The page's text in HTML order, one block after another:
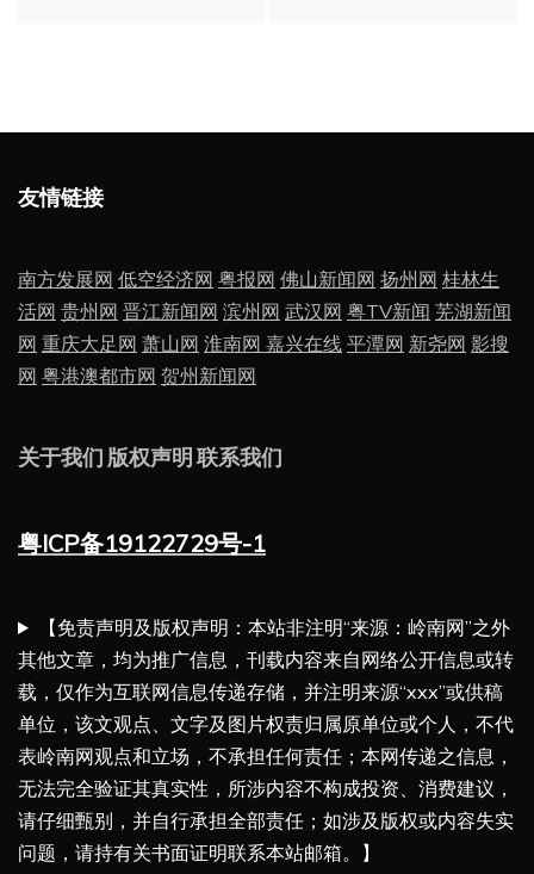
友情链接
南方发展网 低空经济网 粤报网 佛山新闻网 扬州网 桂林生
活网 贵州网 晋江新闻网 滨州网 武汉网 粤TV新闻 芜湖新闻
网 重庆大足网 萧山网 淮南网 嘉兴在线 平潭网 新尧网 影搜
网 粤港澳都市网 贺州新闻网
关于我们 版权声明 联系我们
粤ICP备19122729号-1
【免责声明及版权声明：本站非注明“来源：岭南网”之外
其他文章，均为推广信息，刊载内容来自网络公开信息或转
载，仅作为互联网信息传递存储，并注明来源“xxx”或供稿
单位，该文观点、文字及图片权责归属原单位或个人，不代
表岭南网观点和立场，不承担任何责任；本网传递之信息，
无法完全验证其真实性，所涉内容不构成投资、消费建议，
请仔细甄别，并自行承担全部责任；如涉及版权或内容失实
问题，请持有关书面证明联系本站邮箱。】